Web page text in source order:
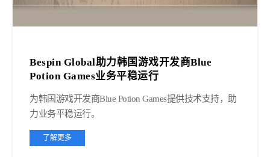
Bespin Global助力韩国游戏开发商Blue
Potion Games业务平稳运行
为韩国游戏开发商Blue Potion Games提供技术支持，助
力业务平稳运行。
了解更多